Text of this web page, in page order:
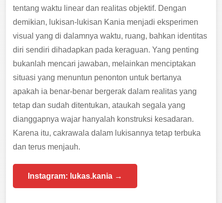
tentang waktu linear dan realitas objektif. Dengan
demikian, lukisan-lukisan Kania menjadi eksperimen
visual yang di dalamnya waktu, ruang, bahkan identitas
diri sendiri dihadapkan pada keraguan. Yang penting
bukanlah mencari jawaban, melainkan menciptakan
situasi yang menuntun penonton untuk bertanya
apakah ia benar-benar bergerak dalam realitas yang
tetap dan sudah ditentukan, ataukah segala yang
dianggapnya wajar hanyalah konstruksi kesadaran.
Karena itu, cakrawala dalam lukisannya tetap terbuka
dan terus menjauh.
Instagram: lukas.kania →